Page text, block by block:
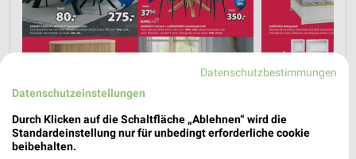
Datenschutzbestimmungen
Datenschutzeinstellungen
Durch Klicken auf die Schaltfläche „Ablehnen“ wird die
Standardeinstellung nur für unbedingt erforderliche cookie
beibehalten.